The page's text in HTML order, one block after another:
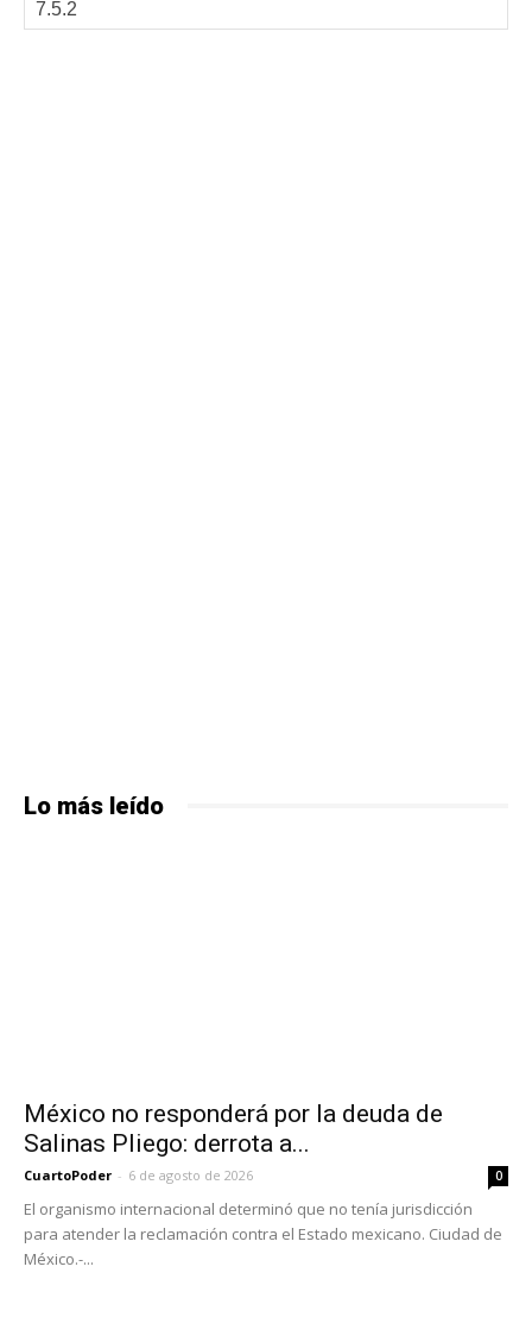
Lo más leído
México no responderá por la deuda de
Salinas Pliego: derrota a...
CuartoPoder - 6 de agosto de 2026 0
El organismo internacional determinó que no tenía jurisdicción
para atender la reclamación contra el Estado mexicano. Ciudad de
México.-...